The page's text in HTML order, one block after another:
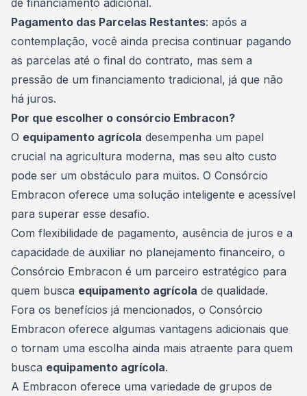
de financiamento adicional.
Pagamento das Parcelas Restantes: após a
contemplação, você ainda precisa continuar pagando
as parcelas até o final do contrato, mas sem a
pressão de um financiamento tradicional, já que não
há juros.
Por que escolher o consórcio Embracon?
O equipamento agrícola desempenha um papel
crucial na agricultura moderna, mas seu alto custo
pode ser um obstáculo para muitos. O Consórcio
Embracon oferece uma solução inteligente e acessível
para superar esse desafio.
Com flexibilidade de pagamento, ausência de juros e a
capacidade de auxiliar no planejamento financeiro, o
Consórcio Embracon é um parceiro estratégico para
quem busca equipamento agrícola de qualidade.
Fora os benefícios já mencionados, o Consórcio
Embracon oferece algumas vantagens adicionais que
o tornam uma escolha ainda mais atraente para quem
busca equipamento agrícola.
A Embracon oferece uma variedade de grupos de